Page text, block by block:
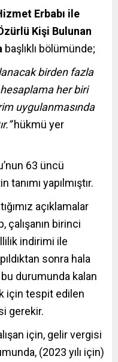
Erbabı ile
Kişi Bulunan
başlıklı bölümünde;
birden fazla
her biri
uygulanmasında
hükmü yer
63 üncü
yapılmıştır.
açıklamalar
çalışanın birinci
indirimi ile
sonra hala
durumunda kalan
için tespit edilen
gerekir.
için, gelir vergisi
(2023 yılı için)